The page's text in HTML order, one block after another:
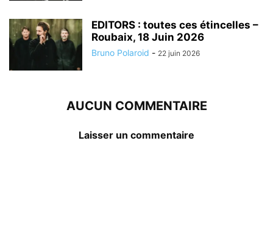
EDITORS : toutes ces étincelles –
Roubaix, 18 Juin 2026
Bruno Polaroid - 22 juin 2026
AUCUN COMMENTAIRE
Laisser un commentaire